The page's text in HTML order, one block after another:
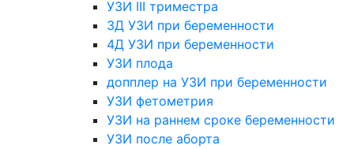
УЗИ III триместра
3Д УЗИ при беременности
4Д УЗИ при беременности
УЗИ плода
допплер на УЗИ при беременности
УЗИ фетометрия
УЗИ на раннем сроке беременности
УЗИ после аборта